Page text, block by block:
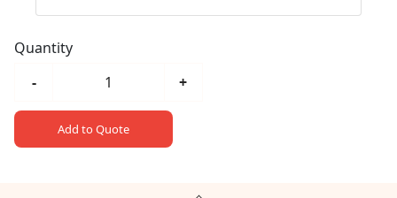
Quantity
-
+
Add to Quote